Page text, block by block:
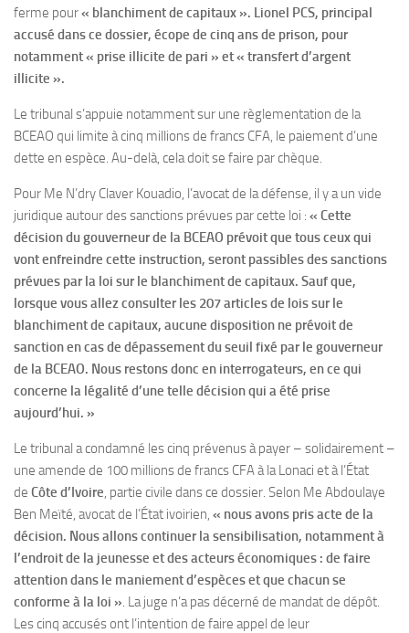
ferme pour« blanchiment de capitaux ». Lionel PCS, principal
accusé dans ce dossier, écope de cinq ans de prison, pour
notamment « prise illicite de pari » et « transfert d’argent
illicite ».
Le tribunal s’appuie notamment sur une règlementation de la
BCEAO qui limite à cinq millions de francs CFA, le paiement d’une
dette en espèce. Au-delà, cela doit se faire par chèque.
Pour Me N’dry Claver Kouadio, l’avocat de la défense, il y a un vide
juridique autour des sanctions prévues par cette loi : « Cette
décision du gouverneur de la BCEAO prévoit que tous ceux qui
vont enfreindre cette instruction, seront passibles des sanctions
prévues par la loi sur le blanchiment de capitaux. Sauf que,
lorsque vous allez consulter les 207 articles de lois sur le
blanchiment de capitaux, aucune disposition ne prévoit de
sanction en cas de dépassement du seuil fixé par le gouverneur
de la BCEAO. Nous restons donc en interrogateurs, en ce qui
concerne la légalité d’une telle décision qui a été prise
aujourd’hui. »
Le tribunal a condamné les cinq prévenus à payer – solidairement –
une amende de 100 millions de francs CFA à la Lonaci et à l’État
de Côte d’Ivoire, partie civile dans ce dossier. Selon Me Abdoulaye
Ben Meïté, avocat de l’État ivoirien, « nous avons pris acte de la
décision. Nous allons continuer la sensibilisation, notamment à
l’endroit de la jeunesse et des acteurs économiques : de faire
attention dans le maniement d’espèces et que chacun se
conforme à la loi ». La juge n’a pas décerné de mandat de dépôt.
Les cinq accusés ont l’intention de faire appel de leur